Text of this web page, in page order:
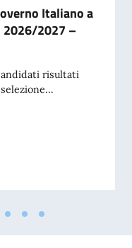
Italiano a
2026/2027 –
risultati
Italiano a studenti